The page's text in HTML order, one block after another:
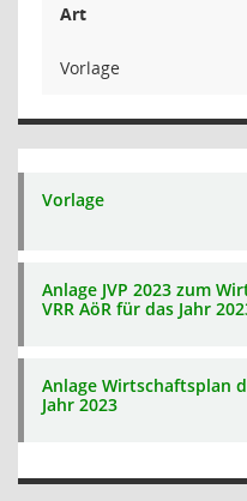
Art
Vorlage
Vorlage
Anlage JVP 2023 zum
VRR AöR für das Jahr
Anlage Wirtschaftsplan
Jahr 2023